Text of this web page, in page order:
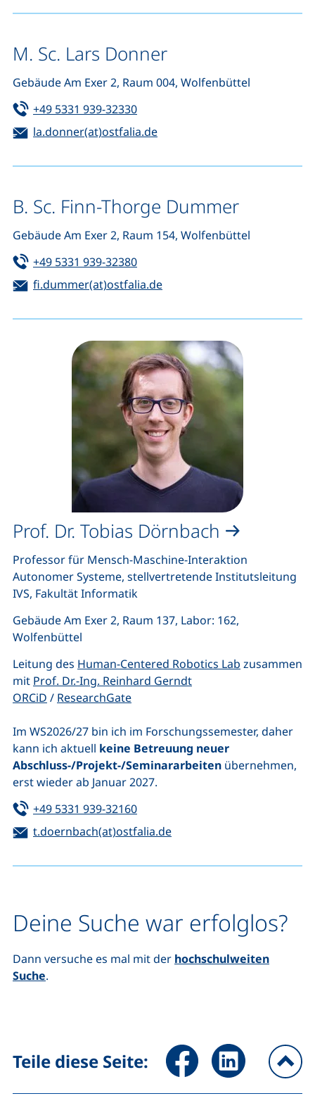
M. Sc. Lars Donner
Gebäude Am Exer 2, Raum 004, Wolfenbüttel
Tel:
+49 5331 939-32330(startet einen Telefonanruf,
E-Mail:
la.donner(at)ostfalia.de(öffnet Ihr E-Mail-Programm)
B. Sc. Finn-Thorge Dummer
Gebäude Am Exer 2, Raum 154, Wolfenbüttel
Tel:
+49 5331 939-32380(startet einen Telefonanruf,
E-Mail:
fi.dummer(at)ostfalia.de(öffnet Ihr E-Mail-
Prof. Dr. Tobias Dörnbach
Professor für Mensch-Maschine-Interaktion
Autonomer Systeme, stellvertretende Institutsleitung
IVS, Fakultät Informatik
Gebäude Am Exer 2, Raum 137, Labor: 162,
Wolfenbüttel
Leitung des Human-Centered Robotics Lab (externer
zusammen
mit Prof. Dr.-Ing. Reinhard Gerndt
ORCiD (externer Link, öffnet neues Fenster)
/ ResearchGate(externer Link, öffnet neues
Im WS2026/27 bin ich im Forschungssemester, daher
kann ich aktuell keine Betreuung neuer
Abschluss-/Projekt-/Seminararbeiten übernehmen,
erst wieder ab Januar 2027.
Tel:
+49 5331 939-32160(startet einen Telefonanruf,
E-Mail:
t.doernbach(at)ostfalia.de(öffnet Ihr E-Mail-
Deine Suche war erfolglos?
Dann versuche es mal mit der hochschulweiten
Suche.
Teile diese Seite: Seite über Facebook teilen
Seite über